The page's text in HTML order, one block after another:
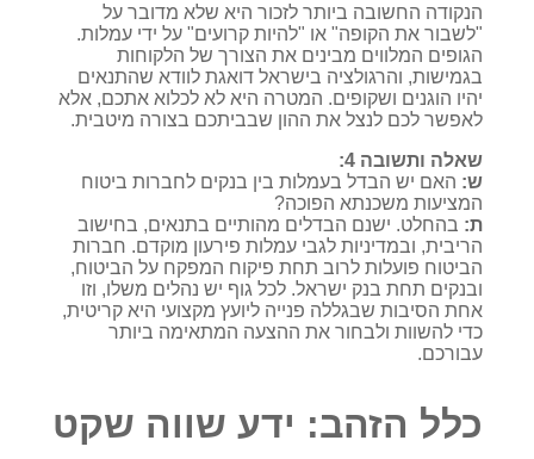
הנקודה החשובה ביותר לזכור היא שלא מדובר על
"לשבור את הקופה" או "להיות קרועים" על ידי עמלות.
הגופים המלווים מבינים את הצורך של הלקוחות
בגמישות, והרגולציה בישראל דואגת לוודא שהתנאים
יהיו הוגנים ושקופים. המטרה היא לא לכלוא אתכם, אלא
לאפשר לכם לנצל את ההון שבביתכם בצורה מיטבית.
שאלה ותשובה 4:
ש: האם יש הבדל בעמלות בין בנקים לחברות ביטוח
המציעות משכנתא הפוכה?
ת: בהחלט. ישנם הבדלים מהותיים בתנאים, בחישוב
הריבית, ובמדיניות לגבי עמלות פירעון מוקדם. חברות
הביטוח פועלות לרוב תחת פיקוח המפקח על הביטוח,
ובנקים תחת בנק ישראל. לכל גוף יש נהלים משלו, וזו
אחת הסיבות שבגללה פנייה ליועץ מקצועי היא קריטית,
כדי להשוות ולבחור את ההצעה המתאימה ביותר
עבורכם.
כלל הזהב: ידע שווה שקט